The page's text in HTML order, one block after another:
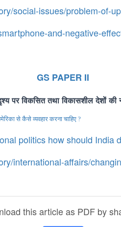
social-issues/problem-of-
and-negative-
GS PAPER II
पर विकसित तथा विकासशील देशों की
से कैसे व्यवहार करना चाहिए ?
politics how should India
international-affairs/
this article as PDF by